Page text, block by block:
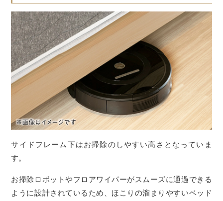
サイドフレーム下はお掃除のしやすい高さとなっていま
す。
お掃除ロボットやフロアワイパーがスムーズに通過できる
ように設計されているため、ほこりの溜まりやすいベッド